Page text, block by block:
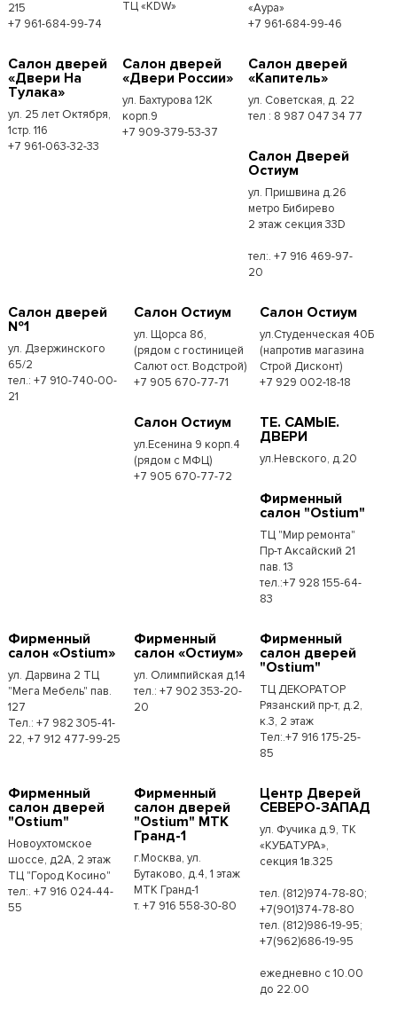
215
+7 961-684-99-74
ТЦ «KDW»
«Аура»
+7 961-684-99-46
Салон дверей
«Двери На
Тулака»
ул. 25 лет Октября,
1стр. 116
+7 961-063-32-33
Салон дверей
«Двери России»
ул. Бахтурова 12К
корп.9
+7 909-379-53-37
Салон дверей
«Капитель»
ул. Советская, д. 22
тел : 8 987 047 34 77
Салон Дверей
Остиум
ул. Пришвина д.26
метро Бибирево
2 этаж секция 33D
тел:. +7 916 469-97-
20
Салон дверей
№1
ул. Дзержинского
65/2
тел.: +7 910-740-00-
21
Салон Остиум
ул. Щорса 8б,
(рядом с гостиницей
Салют ост. Водстрой)
+7 905 670-77-71
Салон Остиум
ул.Студенческая 40Б
(напротив магазина
Строй Дисконт)
+7 929 002-18-18
Салон Остиум
ул.Есенина 9 корп.4
(рядом с МФЦ)
+7 905 670-77-72
ТЕ. САМЫЕ.
ДВЕРИ
ул.Невского, д.20
Фирменный
салон "Ostium"
ТЦ "Мир ремонта"
Пр-т Аксайский 21
пав. 13
тел.:+7 928 155-64-
83
Фирменный
салон «Ostium»
ул. Дарвина 2 ТЦ
"Мега Мебель" пав.
127
Тел.: +7 982 305-41-
22, +7 912 477-99-25
Фирменный
салон «Остиум»
ул. Олимпийская д.14
тел.: +7 902 353-20-
20
Фирменный
салон дверей
"Ostium"
ТЦ ДЕКОРАТОР
Рязанский пр-т, д.2,
к.3, 2 этаж
Тел:.+7 916 175-25-
85
Фирменный
салон дверей
"Ostium"
Новоухтомское
шоссе, д2А, 2 этаж
ТЦ "Город Косино"
тел:. +7 916 024-44-
55
Фирменный
салон дверей
"Ostium" МТК
Гранд-1
г.Москва, ул.
Бутаково, д.4, 1 этаж
МТК Гранд-1
т. +7 916 558-30-80
Центр Дверей
СЕВЕРО-ЗАПАД
ул. Фучика д.9, ТК
«КУБАТУРА»,
секция 1в.325
тел. (812)974-78-80;
+7(901)374-78-80
тел. (812)986-19-95;
+7(962)686-19-95
ежедневно с 10.00
до 22.00